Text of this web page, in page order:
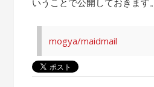
mogya/maidmail